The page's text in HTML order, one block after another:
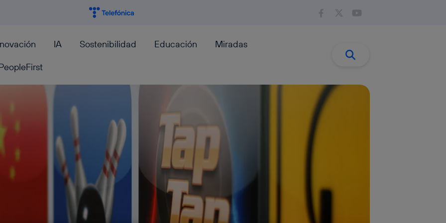
IA Sostenibilidad Educación
Miradas
Buscar